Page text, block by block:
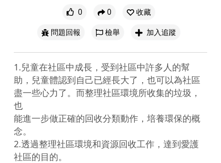
0 0
收藏
問題回報
檢舉 加入追蹤
1.兒童在社區中成長，受到社區中許多人的幫
助，兒童體認到自己已經長大了，也可以為社區
盡一些心力了。而整理社區環境所收集的垃圾，
也
能進一步做正確的回收分類動作，培養環保的概
念。
2.透過整理社區環境和資源回收工作，達到愛護
社區的目的。